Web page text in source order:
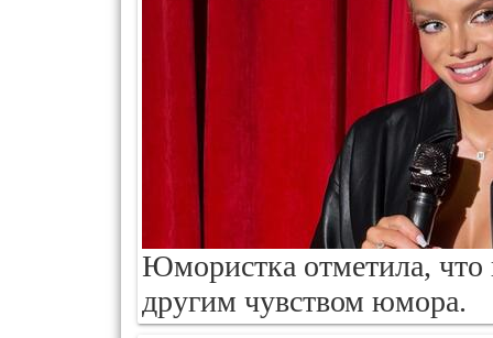
Юмористка отметила, что
другим чувством юмора.